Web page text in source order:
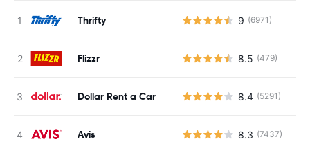
Thrifty 9 (6971)
Flizzr 8.5 (479)
Dollar Rent a Car 8.4 (5291)
Avis 8.3 (7437)